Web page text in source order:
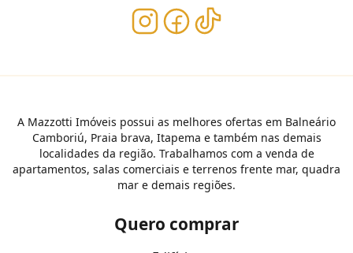
A Mazzotti Imóveis possui as melhores ofertas em Balneário
Camboriú, Praia brava, Itapema e também nas demais
localidades da região. Trabalhamos com a venda de
apartamentos, salas comerciais e terrenos frente mar, quadra
mar e demais regiões.
Quero comprar